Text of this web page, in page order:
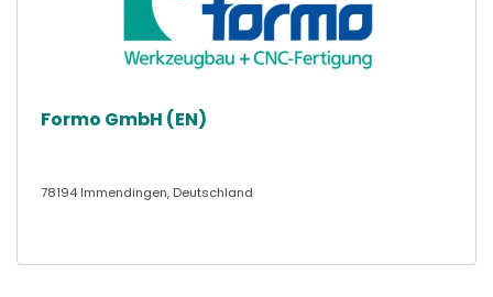
Formo GmbH (EN)
78194 Immendingen, Deutschland